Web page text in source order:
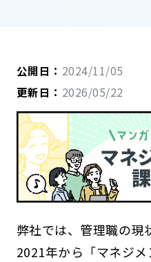
公開日： 2024/11/05
更新日： 2026/05/22
弊社では、管理職の現
2021年から「マネジ